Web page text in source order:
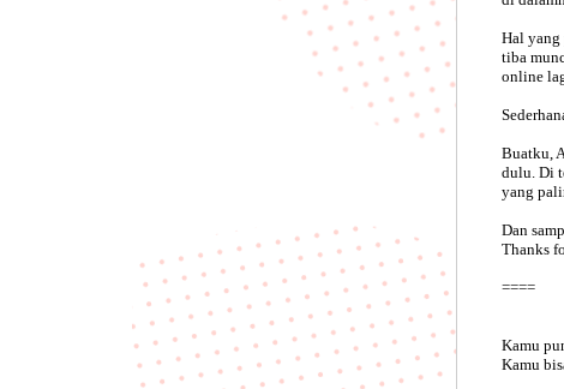
Hal yang
tiba
online
Buatku,
dulu. Di
yang
Dan
Thanks
====
Kamu
Kamu